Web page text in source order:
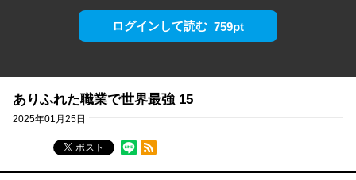
ログインして読む 759pt
ありふれた職業で世界最強 15
2025年01月25日
ポスト
RSSフィード